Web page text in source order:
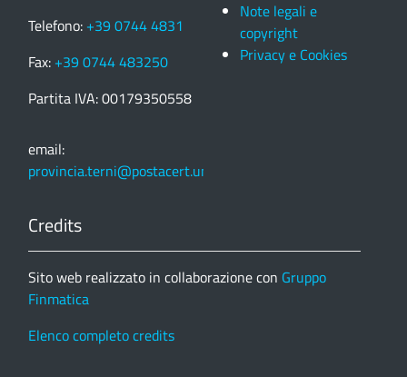
Telefono: +39 0744 4831
Fax: +39 0744 483250
Partita IVA: 00179350558
email:
provincia.terni@postacert.umbria.it
Note legali e
copyright
Privacy e Cookies
Credits
Sito web realizzato in collaborazione con Gruppo
Finmatica
Elenco completo credits